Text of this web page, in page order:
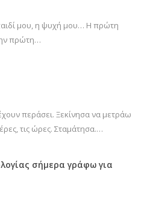
μου, η ψυχή μου… Η πρώτη
πρώτη…
περάσει. Ξεκίνησα να μετράω
τις ώρες. Σταμάτησα.…
σήμερα γράφω για